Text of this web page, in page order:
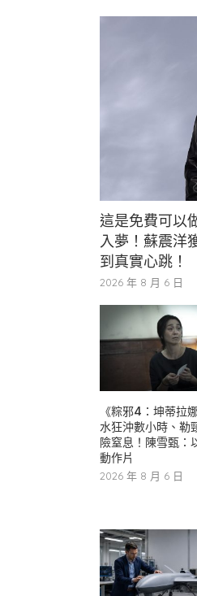
這是免費可以
入夢！蘇震洋
到真實心跳！
2026 年 8 月 6 日
《粽邪4：坤蒂拉
水狂沖數小時、勒
險窒息！陳雪甄：
動作片
2026 年 8 月 6 日